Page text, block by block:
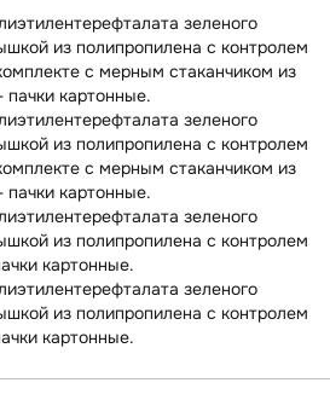
зеленого
из полипропилена с контролем
с мерным стаканчиком из
пачки картонные.
зеленого
из полипропилена с контролем
с мерным стаканчиком из
пачки картонные.
зеленого
из полипропилена с контролем
картонные.
зеленого
из полипропилена с контролем
картонные.